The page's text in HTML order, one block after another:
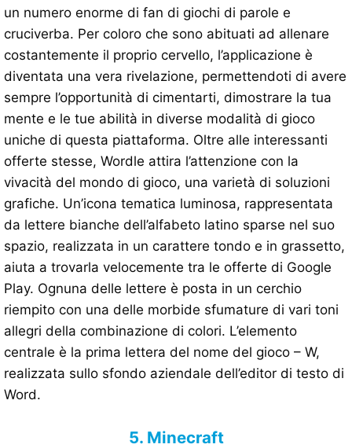
un numero enorme di fan di giochi di parole e
cruciverba. Per coloro che sono abituati ad allenare
costantemente il proprio cervello, l’applicazione è
diventata una vera rivelazione, permettendoti di avere
sempre l’opportunità di cimentarti, dimostrare la tua
mente e le tue abilità in diverse modalità di gioco
uniche di questa piattaforma. Oltre alle interessanti
offerte stesse, Wordle attira l’attenzione con la
vivacità del mondo di gioco, una varietà di soluzioni
grafiche. Un’icona tematica luminosa, rappresentata
da lettere bianche dell’alfabeto latino sparse nel suo
spazio, realizzata in un carattere tondo e in grassetto,
aiuta a trovarla velocemente tra le offerte di Google
Play. Ognuna delle lettere è posta in un cerchio
riempito con una delle morbide sfumature di vari toni
allegri della combinazione di colori. L’elemento
centrale è la prima lettera del nome del gioco – W,
realizzata sullo sfondo aziendale dell’editor di testo di
Word.
5. Minecraft